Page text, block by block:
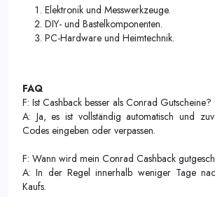
Elektronik und Messwerkzeuge.
DIY- und Bastelkomponenten.
PC-Hardware und Heimtechnik.
FAQ
F: Ist Cashback besser als Conrad Gutscheine?
A: Ja, es ist vollständig automatisch und
Codes eingeben oder verpassen.
F: Wann wird mein Conrad Cashback
A: In der Regel innerhalb weniger Tage
Kaufs.